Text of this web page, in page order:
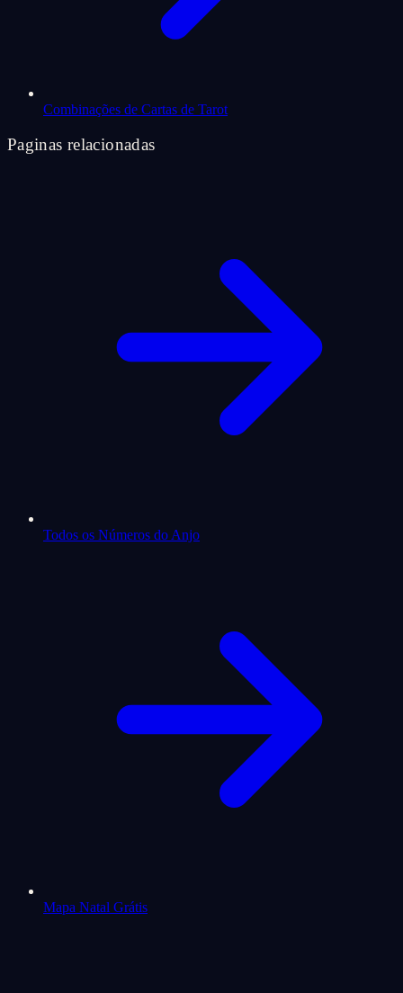
Combinações de Cartas de Tarot
Paginas relacionadas
Todos os Números do Anjo
Mapa Natal Grátis